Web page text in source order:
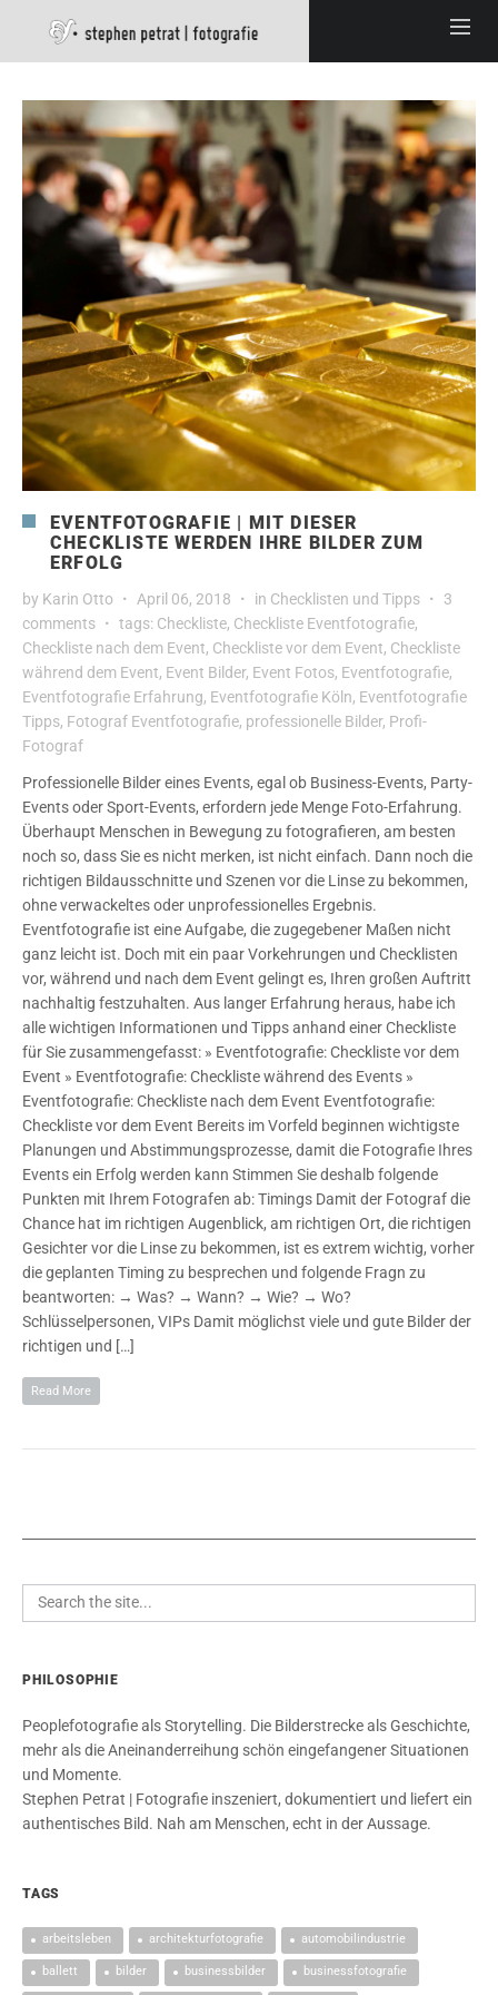
EVENTFOTOGRAFIE | MIT DIESER
CHECKLISTE WERDEN IHRE BILDER ZUM
ERFOLG
by Karin Otto April 06, 2018 in Checklisten und Tipps
3
comments
tags: Checkliste, Checkliste Eventfotografie,
Checkliste nach dem Event, Checkliste vor dem Event, Checkliste
während dem Event, Event Bilder, Event Fotos, Eventfotografie,
Eventfotografie Erfahrung, Eventfotografie Köln, Eventfotografie
Tipps, Fotograf Eventfotografie, professionelle Bilder, Profi-
Fotograf
Professionelle Bilder eines Events, egal ob Business-Events, Party-
Events oder Sport-Events, erfordern jede Menge Foto-Erfahrung.
Überhaupt Menschen in Bewegung zu fotografieren, am besten
noch so, dass Sie es nicht merken, ist nicht einfach. Dann noch die
richtigen Bildausschnitte und Szenen vor die Linse zu bekommen,
ohne verwackeltes oder unprofessionelles Ergebnis.
Eventfotografie ist eine Aufgabe, die zugegebener Maßen nicht
ganz leicht ist. Doch mit ein paar Vorkehrungen und Checklisten
vor, während und nach dem Event gelingt es, Ihren großen Auftritt
nachhaltig festzuhalten. Aus langer Erfahrung heraus, habe ich
alle wichtigen Informationen und Tipps anhand einer Checkliste
für Sie zusammengefasst: » Eventfotografie: Checkliste vor dem
Event » Eventfotografie: Checkliste während des Events »
Eventfotografie: Checkliste nach dem Event Eventfotografie:
Checkliste vor dem Event Bereits im Vorfeld beginnen wichtigste
Planungen und Abstimmungsprozesse, damit die Fotografie Ihres
Events ein Erfolg werden kann Stimmen Sie deshalb folgende
Punkten mit Ihrem Fotografen ab: Timings Damit der Fotograf die
Chance hat im richtigen Augenblick, am richtigen Ort, die richtigen
Gesichter vor die Linse zu bekommen, ist es extrem wichtig, vorher
die geplanten Timing zu besprechen und folgende Fragn zu
beantworten: → Was? → Wann? → Wie? → Wo?
Schlüsselpersonen, VIPs Damit möglichst viele und gute Bilder der
richtigen und […]
Read More
PHILOSOPHIE
Peoplefotografie als Storytelling. Die Bilderstrecke als Geschichte,
mehr als die Aneinanderreihung schön eingefangener Situationen
und Momente.
Stephen Petrat | Fotografie inszeniert, dokumentiert und liefert ein
authentisches Bild. Nah am Menschen, echt in der Aussage.
TAGS
arbeitsleben architekturfotografie automobilindustrie
ballett bilder businessbilder businessfotografie